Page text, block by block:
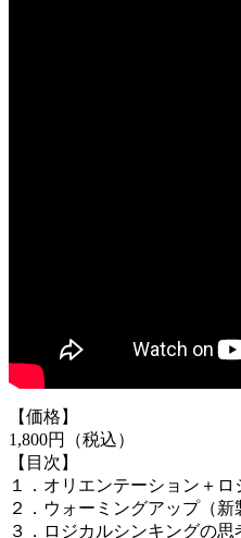
【価格】
1,800円（税込）
【目次】
１．オリエンテーション＋
２．ウォーミングアップ（
３．ロジカルシンキングの思